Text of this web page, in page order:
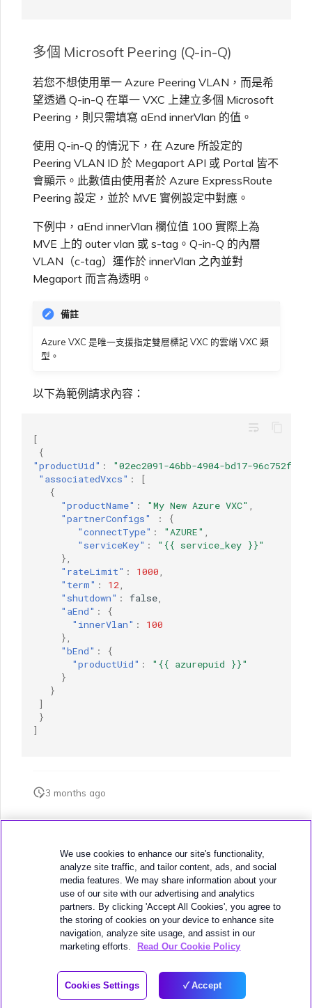
多個 Microsoft Peering (Q-in-Q)
若您不想使用單一 Azure Peering VLAN，而是希
望透過 Q-in-Q 在單一 VXC 上建立多個 Microsoft
Peering，則只需填寫 aEnd innerVlan 的值。
使用 Q-in-Q 的情況下，在 Azure 所設定的
Peering VLAN ID 於 Megaport API 或 Portal 皆不
會顯示。此數值由使用者於 Azure ExpressRoute
Peering 設定，並於 MVE 實例設定中對應。
下例中，aEnd innerVlan 欄位值 100 實際上為
MVE 上的 outer vlan 或 s-tag。Q-in-Q 的內層
VLAN（c-tag）運作於 innerVlan 之內並對
Megaport 而言為透明。
備註
Azure VXC 是唯一支援指定雙層標記 VXC 的雲端 VXC 類
型。
以下為範例請求內容：
wrap_text
[
{
"productUid" :
"02ec2091-46bb-4904-bd17-
"associatedVxcs" :
[
{
"productName" : "My New Azure VXC" ,
"partnerConfigs"
:
{
"connectType" : "AZURE" ,
"serviceKey" :
"{{ service_key }}"
},
"rateLimit" : 1000,
"term" : 12,
"shutdown" : false,
"aEnd" :
{
"innerVlan" :
100
},
"bEnd" :
{
"productUid" :
"{{ azurepuid }}"
}
}
]
}
]
3 months ago
下一頁
從 MVE 建立至 Google 的 VXC
© 2026 MEGAPORT
WEBSITE TERMS
We use cookies to enhance our site's functionality,
analyze site traffic, and tailor content, ads, and social
media features. We may share information about your
use of our site with our advertising and analytics
partners. By clicking 'Accept All Cookies', you agree to
the storing of cookies on your device to enhance site
navigation, analyze site usage, and assist in our
marketing efforts.
Read Our Cookie Policy
Cookies Settings Accept